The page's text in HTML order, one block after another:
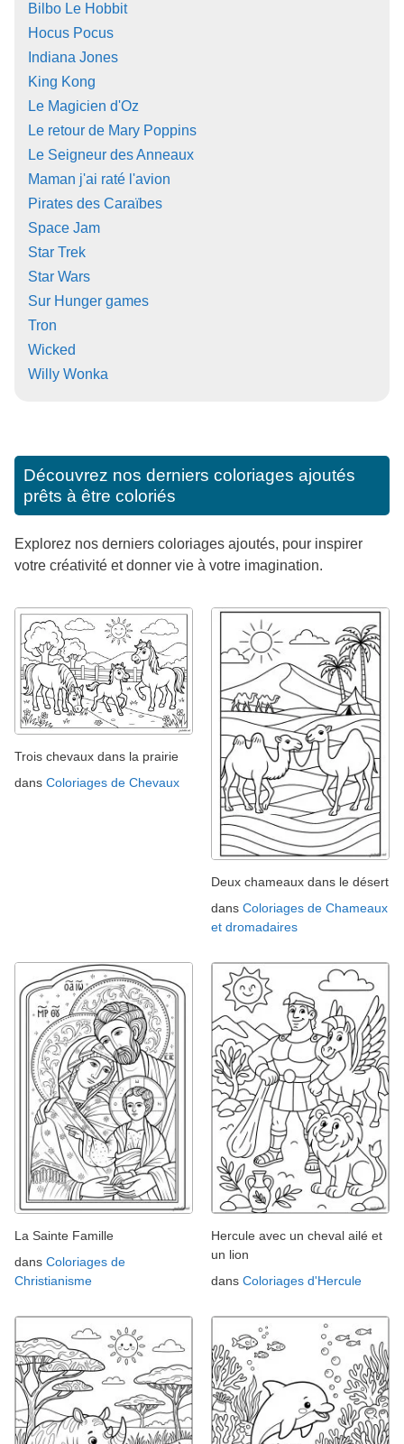
Bilbo Le Hobbit
Hocus Pocus
Indiana Jones
King Kong
Le Magicien d'Oz
Le retour de Mary Poppins
Le Seigneur des Anneaux
Maman j'ai raté l'avion
Pirates des Caraïbes
Space Jam
Star Trek
Star Wars
Sur Hunger games
Tron
Wicked
Willy Wonka
Découvrez nos derniers coloriages ajoutés
prêts à être coloriés
Explorez nos derniers coloriages ajoutés, pour inspirer
votre créativité et donner vie à votre imagination.
Trois chevaux dans la prairie
dans Coloriages de Chevaux
Deux chameaux dans le désert
dans Coloriages de Chameaux
et dromadaires
La Sainte Famille
dans Coloriages de
Christianisme
Hercule avec un cheval ailé et
un lion
dans Coloriages d'Hercule